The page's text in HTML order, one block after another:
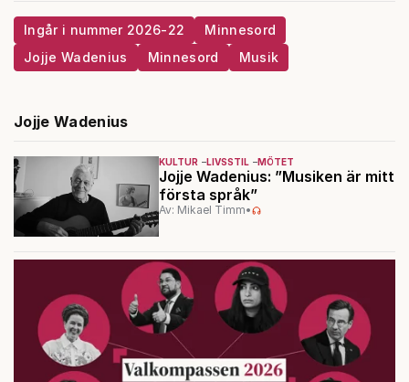
Ingår i nummer 2026-22
Minnesord
Jojje Wadenius
Minnesord Musik
Jojje Wadenius
KULTUR LIVSSTIL MÖTET
Jojje Wadenius: ”Musiken är mitt
första språk”
Av: Mikael Timm•